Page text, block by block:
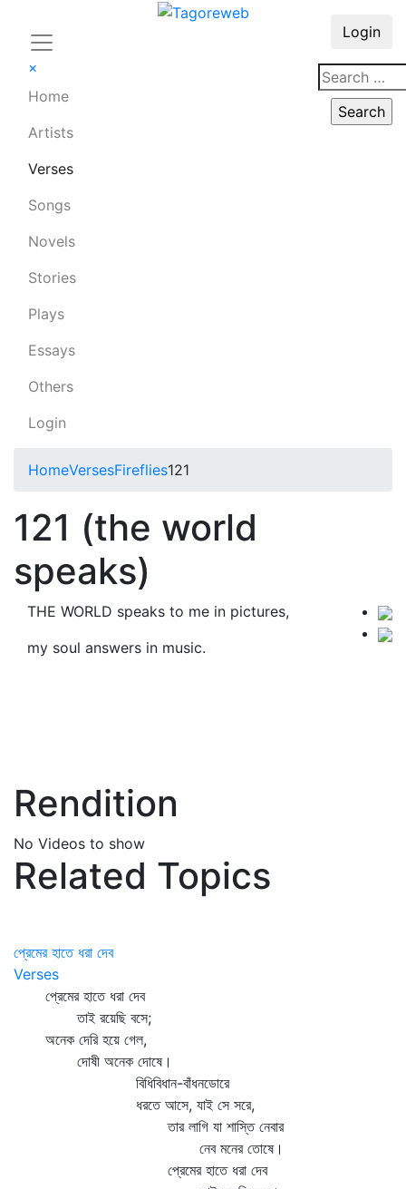
×
Home
Artists
Verses
Songs
Novels
Stories
Plays
Essays
Others
Login
Login
HomeVersesFireflies121
121 (the world
speaks)
THE WORLD speaks to me in pictures,
my soul answers in music.
Rendition
No Videos to show
Related Topics
প্রেমের হাতে ধরা দেব
Verses
প্রেমের হাতে ধরা দেব
তাই রয়েছি বসে;
অনেক দেরি হয়ে গেল,
দোষী অনেক দোষে।
বিধিবিধান-বাঁধনডোরে
ধরতে আসে, যাই সে সরে,
তার লাগি যা শাস্তি নেবার
নেব মনের তোষে।
প্রেমের হাতে ধরা দেব